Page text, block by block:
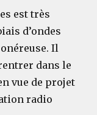
est très
d’ondes
Il
dans le
vue de projet
radio